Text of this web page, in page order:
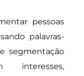
pessoas
palavras-
segmentação
interesses,